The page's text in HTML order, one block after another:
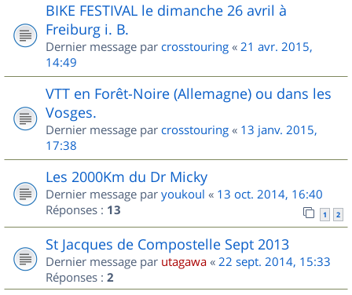
BIKE FESTIVAL le dimanche 26 avril à
Freiburg i. B.
Dernier message par crosstouring « 21 avr. 2015,
14:49
VTT en Forêt-Noire (Allemagne) ou dans les
Vosges.
Dernier message par crosstouring « 13 janv. 2015,
17:38
Les 2000Km du Dr Micky
Dernier message par youkoul « 13 oct. 2014, 16:40
Réponses : 13 1 2
St Jacques de Compostelle Sept 2013
Dernier message par utagawa « 22 sept. 2014, 15:33
Réponses : 2